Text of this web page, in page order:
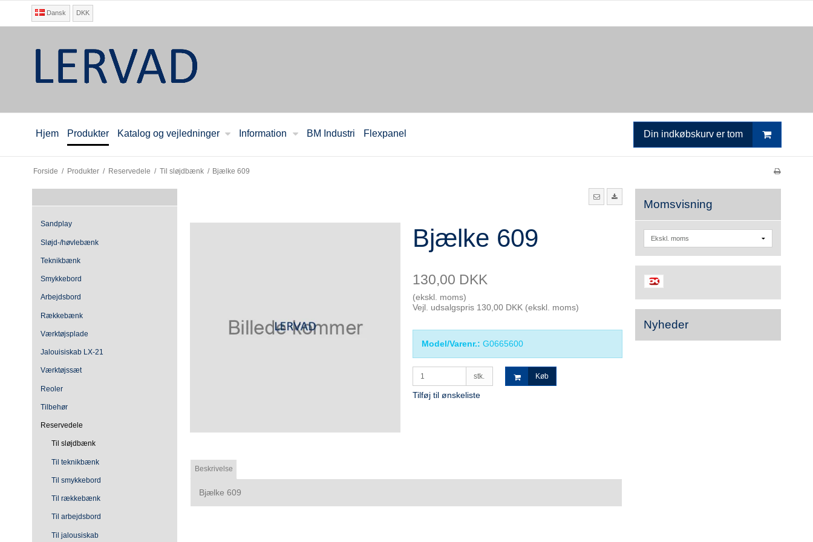
Dansk DKK
Hjem Produkter Katalog og vejledninger Information BM Industri Flexpanel Din indkøbskurv er tom
Forside / Produkter / Reservedele / Til sløjdbænk / Bjælke 609
Sandplay
Sløjd-/høvlebænk
Teknikbænk
Smykkebord
Arbejdsbord
Rækkebænk
Værktøjsplade
Jalouisiskab LX-21
Værktøjssæt
Reoler
Tilbehør
Reservedele
Til sløjdbænk
Til teknikbænk
Til smykkebord
Til rækkebænk
Til arbejdsbord
Til jalousiskab
Bjælke 609
130,00 DKK
(ekskl. moms)
Vejl. udsalgspris 130,00 DKK (ekskl. moms)
Model/Varenr.: G0665600
stk. Køb
Tilføj til ønskeliste
Beskrivelse
Bjælke 609
Momsvisning
Nyheder